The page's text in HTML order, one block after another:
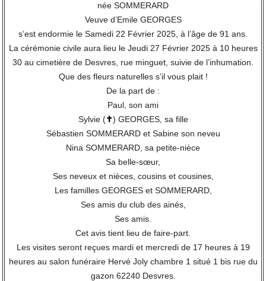
née SOMMERARD
Veuve d’Emile GEORGES
s’est endormie le Samedi 22 Février 2025, à l’âge de 91 ans.
La cérémonie civile aura lieu le Jeudi 27 Février 2025 à 10 heures
30 au cimetière de Desvres, rue minguet, suivie de l’inhumation.
Que des fleurs naturelles s’il vous plait !
De la part de :
Paul, son ami
Sylvie (✝) GEORGES, sa fille
Sébastien SOMMERARD et Sabine son neveu
Nina SOMMERARD, sa petite-nièce
Sa belle-sœur,
Ses neveux et nièces, cousins et cousines,
Les familles GEORGES et SOMMERARD,
Ses amis du club des ainés,
Ses amis.
Cet avis tient lieu de faire-part.
Les visites seront reçues mardi et mercredi de 17 heures à 19
heures au salon funéraire Hervé Joly chambre 1 situé 1 bis rue du
gazon 62240 Desvres.